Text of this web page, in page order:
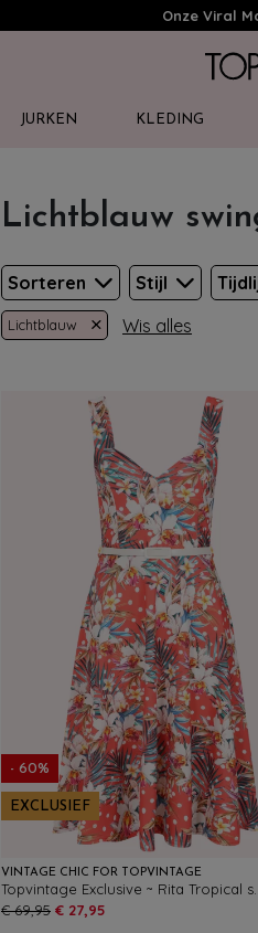
Onze Viral
JURKEN KLEDING
Lichtblauw
Sorteren Stijl
Lichtblauw × Wis alles
- 60%
EXCLUSIEF
VINTAGE CHIC FOR TOPVINTAGE
€ 69,95 € 27,95